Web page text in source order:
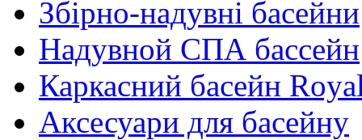
Збірно-надувні басейни
Надувной СПА бассейн
Каркасний басейн
Аксесуари для басейну